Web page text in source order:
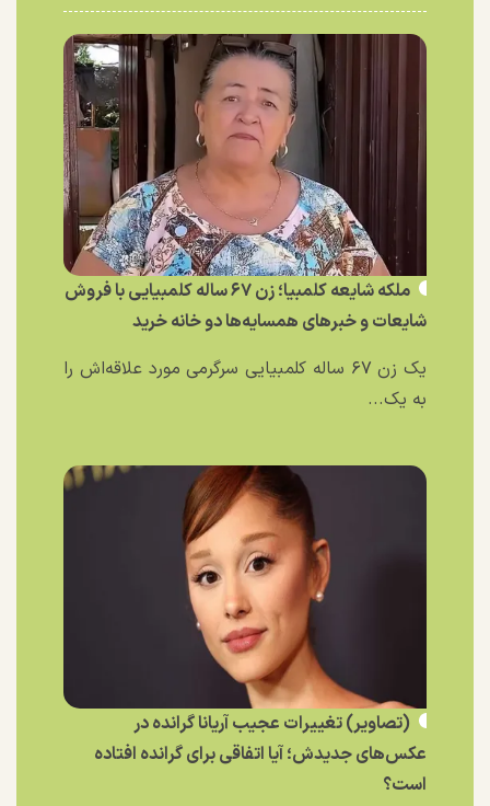
ملکه شایعه کلمبیا؛ زن ۶۷ ساله کلمبیایی با فروش
شایعات و خبر‌های همسایه‌ها دو خانه خرید
یک زن ۶۷ ساله کلمبیایی سرگرمی مورد علاقه‌اش را
به یک...
(تصاویر) تغییرات عجیب آریانا گرانده در
عکس‌های جدیدش؛ آیا اتفاقی برای گرانده افتاده
است؟